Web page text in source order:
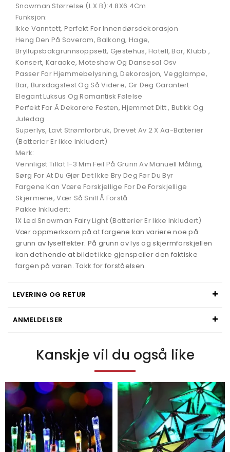
Snowman Størrelse (L X B):4.8X6.4Cm
Funksjon:
Ikke Vanntett, Perfekt For Innendørsdekorasjon
Heng Den På Soverom, Balkong, Hage,
Bryllupsbakgrunnsoppsett, Gjestehus, Hotell, Bar, Klubb ,
Konsert, Karaoke, Moteshow Og Dansesal Osv
Passer For Hjemmebelysning, Dekorasjon, Vegglampe,
Bar, Bursdagsfest Og Så Videre, Gir Deg Garantert
Elegant Luksus Og Romantisk Følelse
Perfekt For Å Dekorere Festen, Hjemmet Ditt , Butikk Og
Juledag
Superlys, Lavt Strømforbruk, Drevet Av 2 X Aa-Batterier
(Batterier Er Ikke Inkludert)
Merk:
Vennligst Tillat 1-3 Mm Feil På Grunn Av Manuell Måling,
Sørg For At Du Gjør Det Ikke Bry Deg Før Du Byr
Fargene Kan Være Forskjellige For De Forskjellige
Skjermene, Vær Så Snill Å Forstå
Pakke Inkludert:
1X Led Snowman Fairy Light (Batterier Er Ikke Inkludert)
Vær oppmerksom på at fargene kan variere noe på
grunn av lyseffekter. På grunn av lys og skjermforskjellen
kan det hende at bildet ikke gjenspeiler den faktiske
fargen på varen. Takk for forståelsen.
LEVERING OG RETUR
ANMELDELSER
Kanskje vil du også like